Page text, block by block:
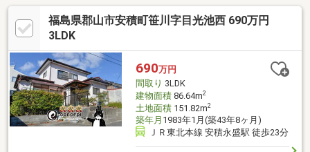
王堂郡山安積店まで徒歩9分/653ｍ◇◇買替の方、自己資金の少
ない方、勤続年数短い方、自営業の方住宅ローンにご不安のある
方、お気軽にご相談ください◇◇「お家探し」「ご売却」は 地域
まかせ下さい！
福島県郡山市安積町笹川字目光池西 690万円
3LDK
690万円
間取り 3LDK
建物面積86.64m2
土地面積151.82m2
築年月 1983年1月(築43年8ヶ月)
ＪＲ東北本線 安積永盛駅 徒歩23分